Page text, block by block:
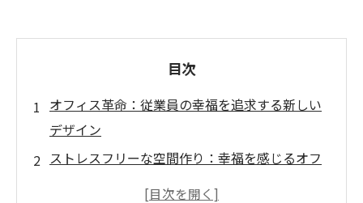
目次
オフィス革命：従業員の幸福を追求する新しい
デザイン
ストレスフリーな空間作り：幸福を感じるオフ